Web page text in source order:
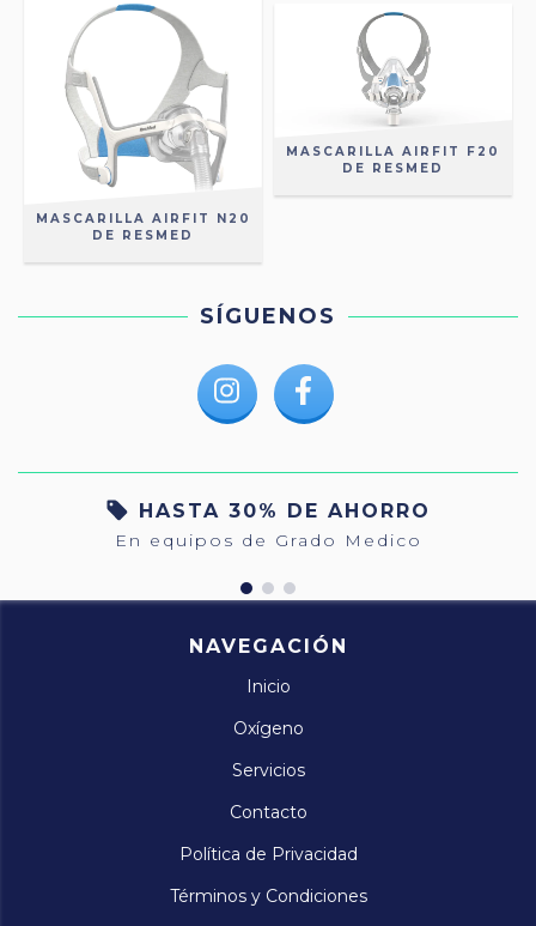
MASCARILLA AIRFIT N20
DE RESMED
MASCARILLA AIRFIT F20
DE RESMED
SÍGUENOS
HASTA 30% DE AHORRO
En equipos de Grado Medico
NAVEGACIÓN
Inicio
Oxígeno
Servicios
Contacto
Política de Privacidad
Términos y Condiciones